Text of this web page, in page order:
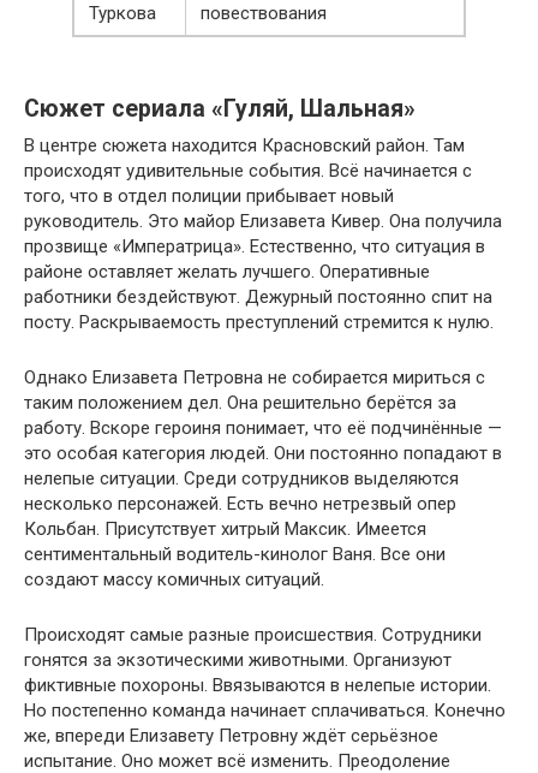
Туркова
повествования
Сюжет сериала «Гуляй, Шальная»
В центре сюжета находится Красновский район. Там
происходят удивительные события. Всё начинается с
того, что в отдел полиции прибывает новый
руководитель. Это майор Елизавета Кивер. Она получила
прозвище «Императрица». Естественно, что ситуация в
районе оставляет желать лучшего. Оперативные
работники бездействуют. Дежурный постоянно спит на
посту. Раскрываемость преступлений стремится к нулю.
Однако Елизавета Петровна не собирается мириться с
таким положением дел. Она решительно берётся за
работу. Вскоре героиня понимает, что её подчинённые —
это особая категория людей. Они постоянно попадают в
нелепые ситуации. Среди сотрудников выделяются
несколько персонажей. Есть вечно нетрезвый опер
Кольбан. Присутствует хитрый Максик. Имеется
сентиментальный водитель-кинолог Ваня. Все они
создают массу комичных ситуаций.
Происходят самые разные происшествия. Сотрудники
гонятся за экзотическими животными. Организуют
фиктивные похороны. Ввязываются в нелепые истории.
Но постепенно команда начинает сплачиваться. Конечно
же, впереди Елизавету Петровну ждёт серьёзное
испытание. Оно может всё изменить. Преодоление